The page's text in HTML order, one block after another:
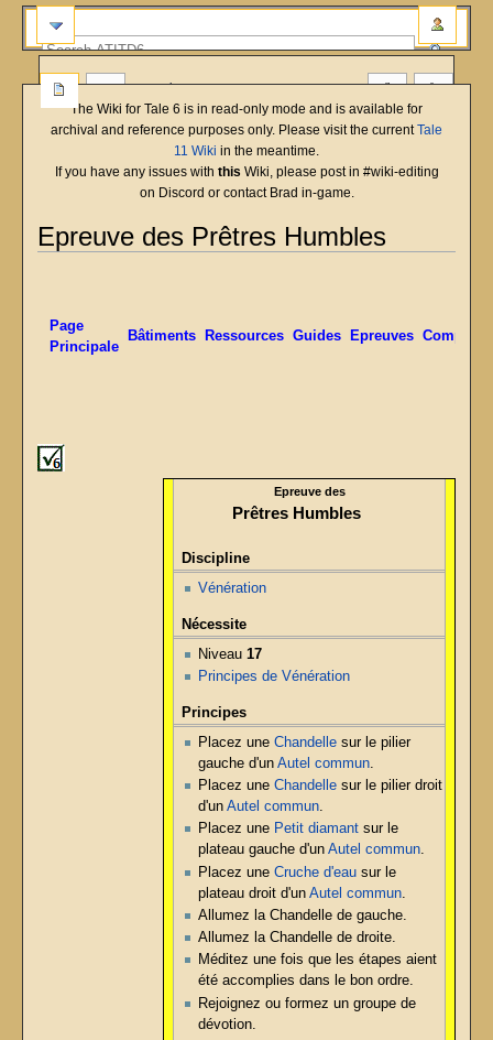
The Wiki for Tale 6 is in read-only mode and is available for
archival and reference purposes only. Please visit the currentTale
11 Wiki in the meantime.
If you have any issues with this Wiki, please post in #wiki-editing
on Discord or contact Brad in-game.
Epreuve des Prêtres Humbles
navigation
search
English Deutsch français magyar
Page
Principale
Bâtiments Ressources Guides Epreuves
Epreuve des
Prêtres Humbles
Discipline
Vénération
Nécessite
Niveau 17
Principes de Vénération
Principes
Placez une Chandellesur le pilier
gauche d'un Autel commun.
Placez une Chandellesur le pilier droit
d'un Autel commun.
Placez une Petit diamantsur le
plateau gauche d'un Autel commun.
Placez une Cruche d'eausur le
plateau droit d'un Autel commun.
Allumez la Chandelle de gauche.
Allumez la Chandelle de droite.
Méditez une fois que les étapes aient
été accomplies dans le bon ordre.
Rejoignez ou formez un groupe de
dévotion.
more